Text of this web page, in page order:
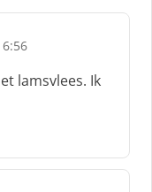
lamsvlees. Ik